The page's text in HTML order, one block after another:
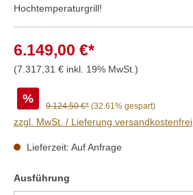
Hochtemperaturgrill!
6.149,00 €*
(7.317,31 € inkl. 19% MwSt.)
%
9.124,50 €* (32.61% gespart)
zzgl. MwSt. / Lieferung versandkostenfrei
Lieferzeit: Auf Anfrage
Ausführung